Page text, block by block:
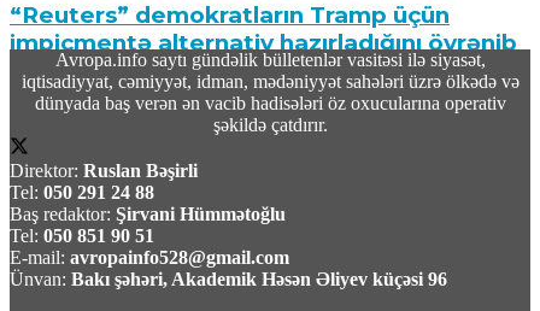
“Reuters” demokratların Tramp üçün
impiçmentə alternativ hazırladığını öyrənib
09 Avqust 2026 / 10:19
TASS: Ukrayna Silahlı Qüvvələri üçün yerüstü
robot sistemləri Xarkov universitetində
Avropa.info saytı gündəlik bülletenlər vasitəsi ilə siyasət,
iqtisadiyyat, cəmiyyət, idman, mədəniyyət sahələri üzrə ölkədə və
dünyada baş verən ən vacib hadisələri öz oxucularına operativ
şəkildə çatdırır.
Direktor: Ruslan Bəşirli
Tel: 050 291 24 88
Baş redaktor: Şirvani Hümmətoğlu
Tel: 050 851 90 51
E-mail: avropainfo528@gmail.com
Ünvan: Bakı şəhəri, Akademik Həsən Əliyev küçəsi 96